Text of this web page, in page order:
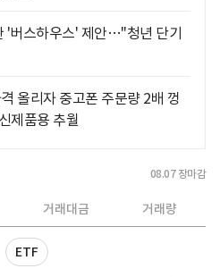
'버스하우스' 제안…"청년 단기
올리자 중고폰 주문량 2배 껑
제품용 추월
08.07 장마감
거래대금 거래량
ETF